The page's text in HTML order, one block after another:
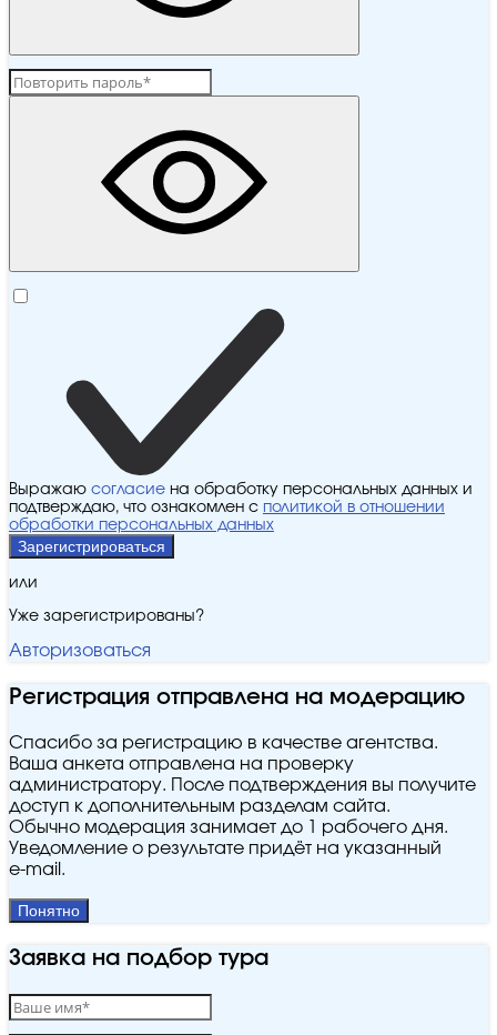
Выражаю согласие на обработку персональных данных и
подтверждаю, что ознакомлен с политикой в отношении
обработки персональных данных
Зарегистрироваться
или
Уже зарегистрированы?
Авторизоваться
Регистрация отправлена на модерацию
Спасибо за регистрацию в качестве агентства.
Ваша анкета отправлена на проверку
администратору. После подтверждения вы получите
доступ к дополнительным разделам сайта.
Обычно модерация занимает до 1 рабочего дня.
Уведомление о результате придёт на указанный
e‑mail.
Понятно
Заявка на подбор тура